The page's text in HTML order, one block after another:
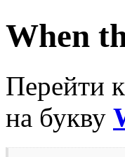
When
Перейти
на букву